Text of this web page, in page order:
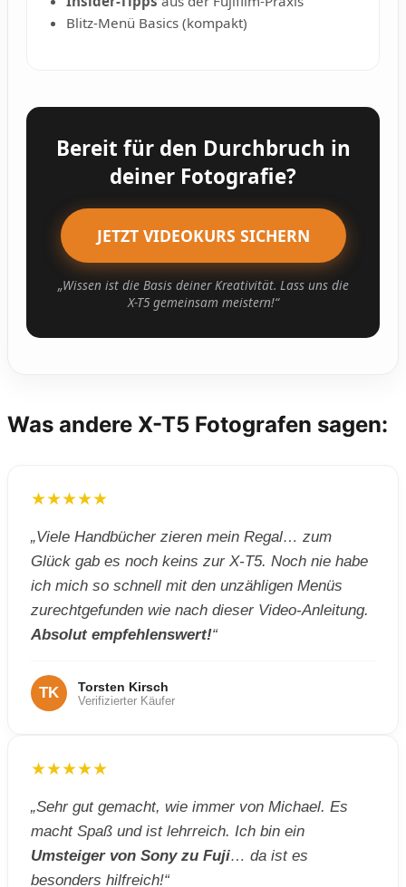
Blitz-Menü Basics (kompakt)
Bereit für den Durchbruch in
deiner Fotografie?
JETZT VIDEOKURS SICHERN
„Wissen ist die Basis deiner Kreativität. Lass uns die
X-T5 gemeinsam meistern!“
Was andere X-T5 Fotografen sagen:
★★★★★
„Viele Handbücher zieren mein Regal… zum
Glück gab es noch keins zur X-T5. Noch nie habe
ich mich so schnell mit den unzähligen Menüs
zurechtgefunden wie nach dieser Video-Anleitung.
Absolut empfehlenswert!“
TK Torsten Kirsch
Verifizierter Käufer
★★★★★
„Sehr gut gemacht, wie immer von Michael. Es
macht Spaß und ist lehrreich. Ich bin ein
Umsteiger von Sony zu Fuji… da ist es
besonders hilfreich!“